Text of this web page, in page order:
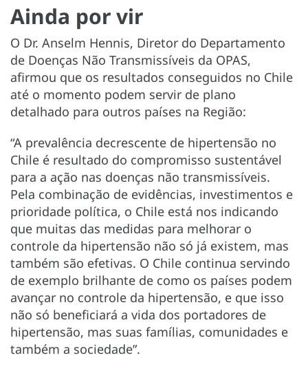
Ainda por vir
O Dr. Anselm Hennis, Diretor do Departamento
de Doenças Não Transmissíveis da OPAS,
afirmou que os resultados conseguidos no Chile
até o momento podem servir de plano
detalhado para outros países na Região:
“A prevalência decrescente de hipertensão no
Chile é resultado do compromisso sustentável
para a ação nas doenças não transmissíveis.
Pela combinação de evidências, investimentos e
prioridade política, o Chile está nos indicando
que muitas das medidas para melhorar o
controle da hipertensão não só já existem, mas
também são efetivas. O Chile continua servindo
de exemplo brilhante de como os países podem
avançar no controle da hipertensão, e que isso
não só beneficiará a vida dos portadores de
hipertensão, mas suas famílias, comunidades e
também a sociedade”.